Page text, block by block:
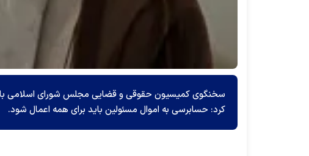
سخنگوی کمیسیون حقوقی و قضایی مجلس شورای اسلامی با
کرد: حسابرسی به اموال مسئولین باید برای همه اعمال شود.